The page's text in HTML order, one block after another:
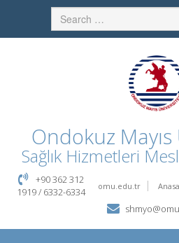
Ondokuz
Sağlık Hizmetleri
omu.edu.tr
+90 362 312
1919 / 6332-6334